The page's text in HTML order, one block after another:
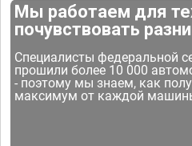
Мы работаем для
почувствовать
Специалисты федеральной
прошили более 10 000
- поэтому мы знаем, как
максимум от каждой